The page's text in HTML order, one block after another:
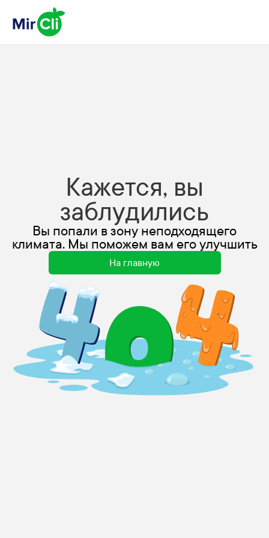
Кажется, вы
заблудились
Вы попали в зону неподходящего
климата. Мы поможем вам его улучшить
На главную